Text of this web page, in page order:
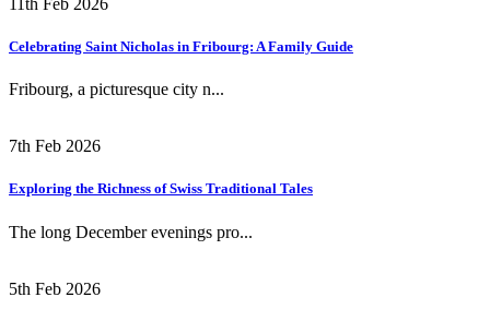
Celebrating Saint Nicholas in Fribourg: A Family Guide
Fribourg, a picturesque city n...
7th Feb 2026
Exploring the Richness of Swiss Traditional Tales
The long December evenings pro...
5th Feb 2026